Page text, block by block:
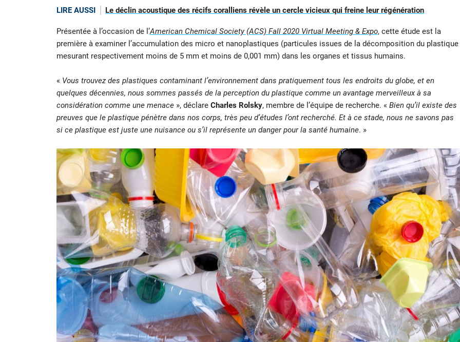
LIRE AUSSI Le déclin acoustique des récifs coralliens révèle un cercle vicieux qui freine leur régénération
Présentée à l’occasion de l’American Chemical Society (ACS) Fall 2020 Virtual Meeting & Expo, cette étude est la
première à examiner l’accumulation des micro et nanoplastiques (particules issues de la décomposition du plastique
mesurant respectivement moins de 5 mm et moins de 0,001 mm) dans les organes et tissus humains.
« Vous trouvez des plastiques contaminant l’environnement dans pratiquement tous les endroits du globe, et en
quelques décennies, nous sommes passés de la perception du plastique comme un avantage merveilleux à sa
considération comme une menace», déclare Charles Rolsky, membre de l’équipe de recherche. « Bien qu’il existe des
preuves que le plastique pénètre dans nos corps, très peu d’études l’ont recherché. Et à ce stade, nous ne savons pas
si ce plastique est juste une nuisance ou s’il représente un danger pour la santé humaine. »